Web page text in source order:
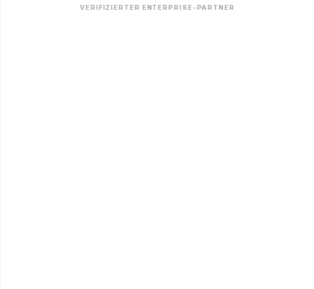
VERIFIZIERTER ENTERPRISE-PARTNER